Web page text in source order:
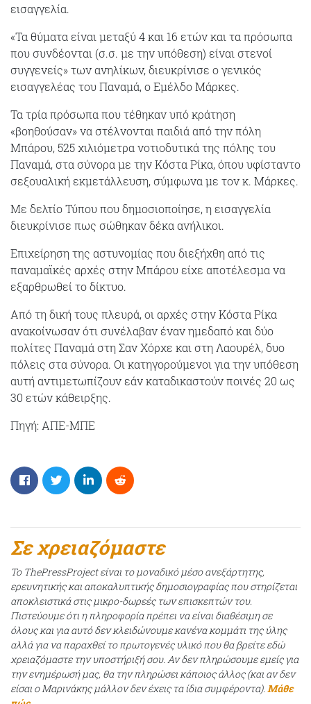
εισαγγελία.
«Τα θύματα είναι μεταξύ 4 και 16 ετών και τα πρόσωπα
που συνδέονται (σ.σ. με την υπόθεση) είναι στενοί
συγγενείς» των ανηλίκων, διευκρίνισε ο γενικός
εισαγγελέας του Παναμά, ο Εμέλδο Μάρκες.
Τα τρία πρόσωπα που τέθηκαν υπό κράτηση
«βοηθούσαν» να στέλνονται παιδιά από την πόλη
Μπάρου, 525 χιλιόμετρα νοτιοδυτικά της πόλης του
Παναμά, στα σύνορα με την Κόστα Ρίκα, όπου υφίσταντο
σεξουαλική εκμετάλλευση, σύμφωνα με τον κ. Μάρκες.
Με δελτίο Τύπου που δημοσιοποίησε, η εισαγγελία
διευκρίνισε πως σώθηκαν δέκα ανήλικοι.
Επιχείρηση της αστυνομίας που διεξήχθη από τις
παναμαϊκές αρχές στην Μπάρου είχε αποτέλεσμα να
εξαρθρωθεί το δίκτυο.
Από τη δική τους πλευρά, οι αρχές στην Κόστα Ρίκα
ανακοίνωσαν ότι συνέλαβαν έναν ημεδαπό και δύο
πολίτες Παναμά στη Σαν Χόρχε και στη Λαουρέλ, δυο
πόλεις στα σύνορα. Οι κατηγορούμενοι για την υπόθεση
αυτή αντιμετωπίζουν εάν καταδικαστούν ποινές 20 ως
30 ετών κάθειρξης.
Πηγή: ΑΠΕ-ΜΠΕ
Σε χρειαζόμαστε
Το ThePressProject είναι το μοναδικό μέσο ανεξάρτητης,
ερευνητικής και αποκαλυπτικής δημοσιογραφίας που στηρίζεται
αποκλειστικά στις μικρο-δωρεές των επισκεπτών του.
Πιστεύουμε ότι η πληροφορία πρέπει να είναι διαθέσιμη σε
όλους και για αυτό δεν κλειδώνουμε κανένα κομμάτι της ύλης
αλλά για να παραχθεί το πρωτογενές υλικό που θα βρείτε εδώ
χρειαζόμαστε την υποστήριξή σου. Αν δεν πληρώσουμε εμείς για
την ενημέρωσή μας, θα την πληρώσει κάποιος άλλος (και αν δεν
είσαι ο Μαρινάκης μάλλον δεν έχεις τα ίδια συμφέροντα). Μάθε